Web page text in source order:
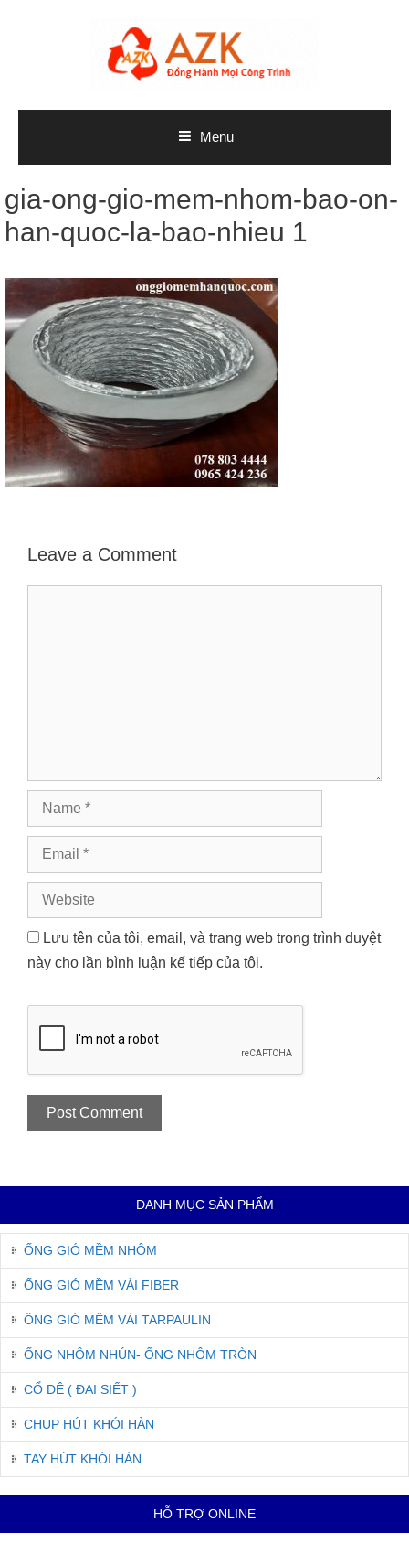
Menu
gia-ong-gio-mem-nhom-bao-on-
han-quoc-la-bao-nhieu 1
Leave a Comment
Name
Email
Website
Lưu tên của tôi, email, và trang web trong trình duyệt
này cho lần bình luận kế tiếp của tôi.
DANH MỤC SẢN PHẨM
ỐNG GIÓ MỀM NHÔM
ỐNG GIÓ MỀM VẢI FIBER
ỐNG GIÓ MỀM VẢI TARPAULIN
ỐNG NHÔM NHÚN- ỐNG NHÔM TRÒN
CỔ DÊ ( ĐAI SIẾT )
CHỤP HÚT KHÓI HÀN
TAY HÚT KHÓI HÀN
HỖ TRỢ ONLINE